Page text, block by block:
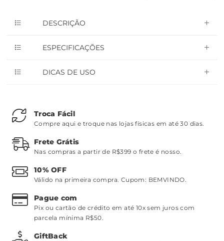
DESCRIÇÃO
ESPECIFICAÇÕES
DICAS DE USO
Troca Fácil
Compre aqui e troque nas lojas físicas em até 30 dias.
Frete Grátis
Nas compras a partir de R$399 o frete é nosso.
10% OFF
Válido na primeira compra. Cupom: BEMVINDO.
Pague com
Pix ou cartão de crédito em até 10x sem juros com
parcela mínima R$50.
GiftBack